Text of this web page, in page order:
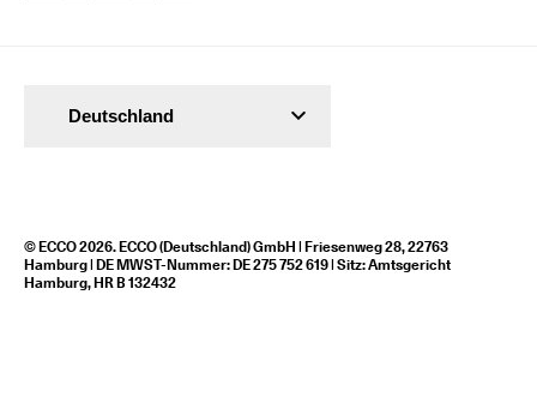
© ECCO 2026. ECCO (Deutschland) GmbH | Friesenweg 28, 22763
Hamburg | DE MWST-Nummer: DE 275 752 619 | Sitz: Amtsgericht
Hamburg, HR B 132432
Deutschland